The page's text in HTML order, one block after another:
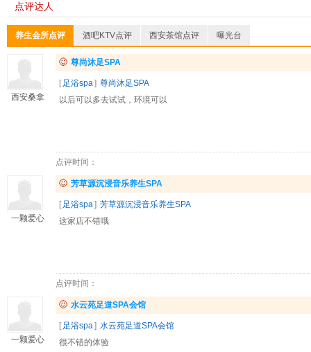
点评达人
养生会所点评 酒吧KTV点评 西安茶馆点评 曝光台
西安桑拿
尊尚沐足SPA
[ 足浴spa] 尊尚沐足SPA
以后可以多去试试，环境可以
点评时间：
一颗爱心
芳草源沉浸音乐养生SPA
[ 足浴spa] 芳草源沉浸音乐养生SPA
这家店不错哦
点评时间：
一颗爱心
水云苑足道SPA会馆
[ 足浴spa] 水云苑足道SPA会馆
很不错的体验